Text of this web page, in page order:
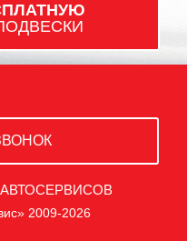
2009-2026